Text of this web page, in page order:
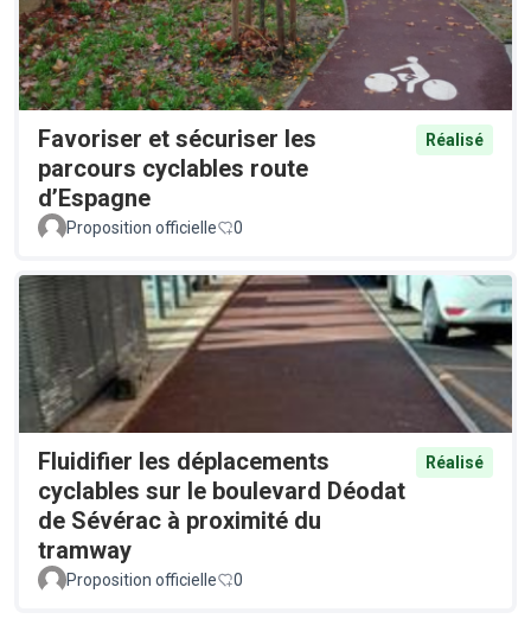
Favoriser et sécuriser les
parcours cyclables route
d’Espagne
Réalisé
Proposition officielle 0
Fluidifier les déplacements
cyclables sur le boulevard Déodat
de Sévérac à proximité du
tramway
Réalisé
Proposition officielle 0